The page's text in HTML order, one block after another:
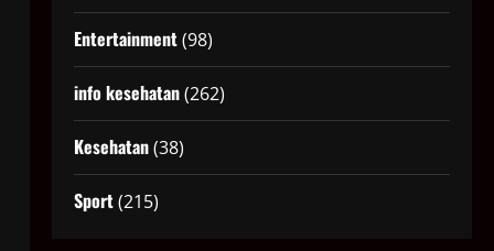
Entertainment(98)
info kesehatan(262)
Kesehatan(38)
Sport(215)